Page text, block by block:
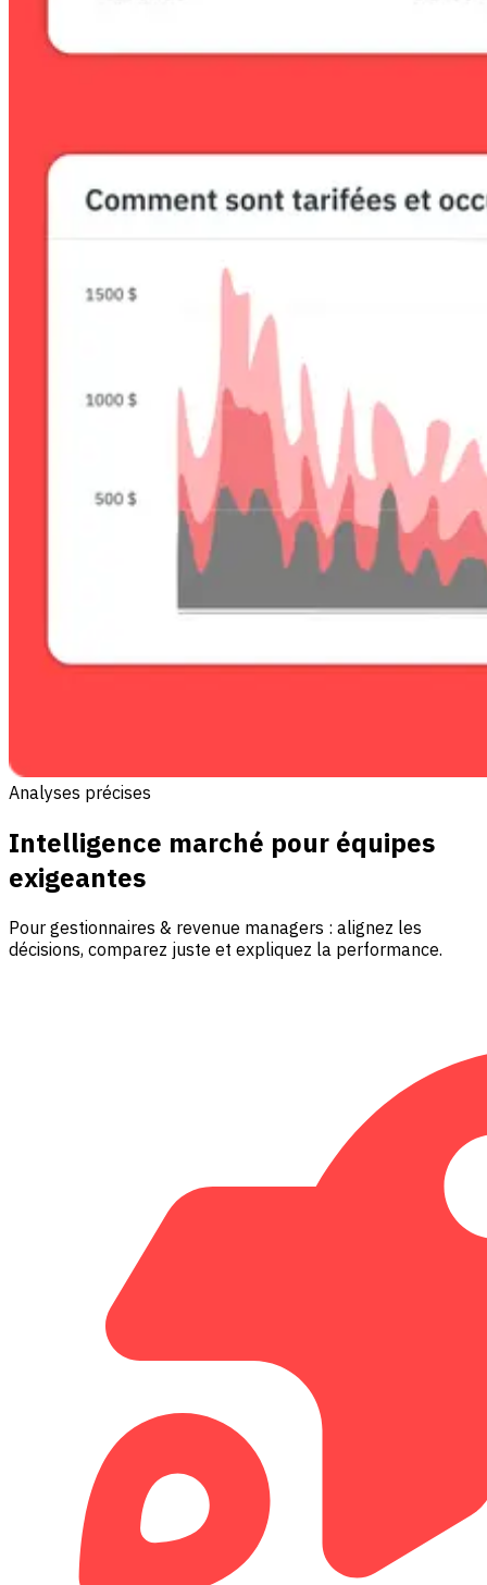
Analyses précises
Intelligence marché pour équipes
exigeantes
Pour gestionnaires & revenue managers : alignez les
décisions, comparez juste et expliquez la performance.